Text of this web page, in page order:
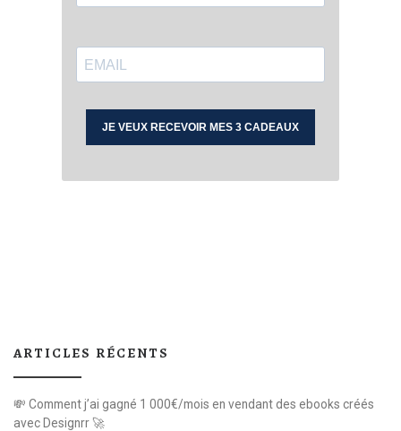
ARTICLES RÉCENTS
💸 Comment j’ai gagné 1 000€/mois en vendant des ebooks créés
avec Designrr 🚀